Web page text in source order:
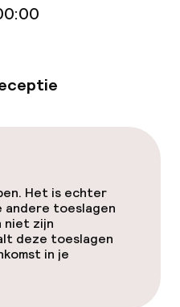
Het is echter
andere toeslagen
niet zijn
deze toeslagen
in je